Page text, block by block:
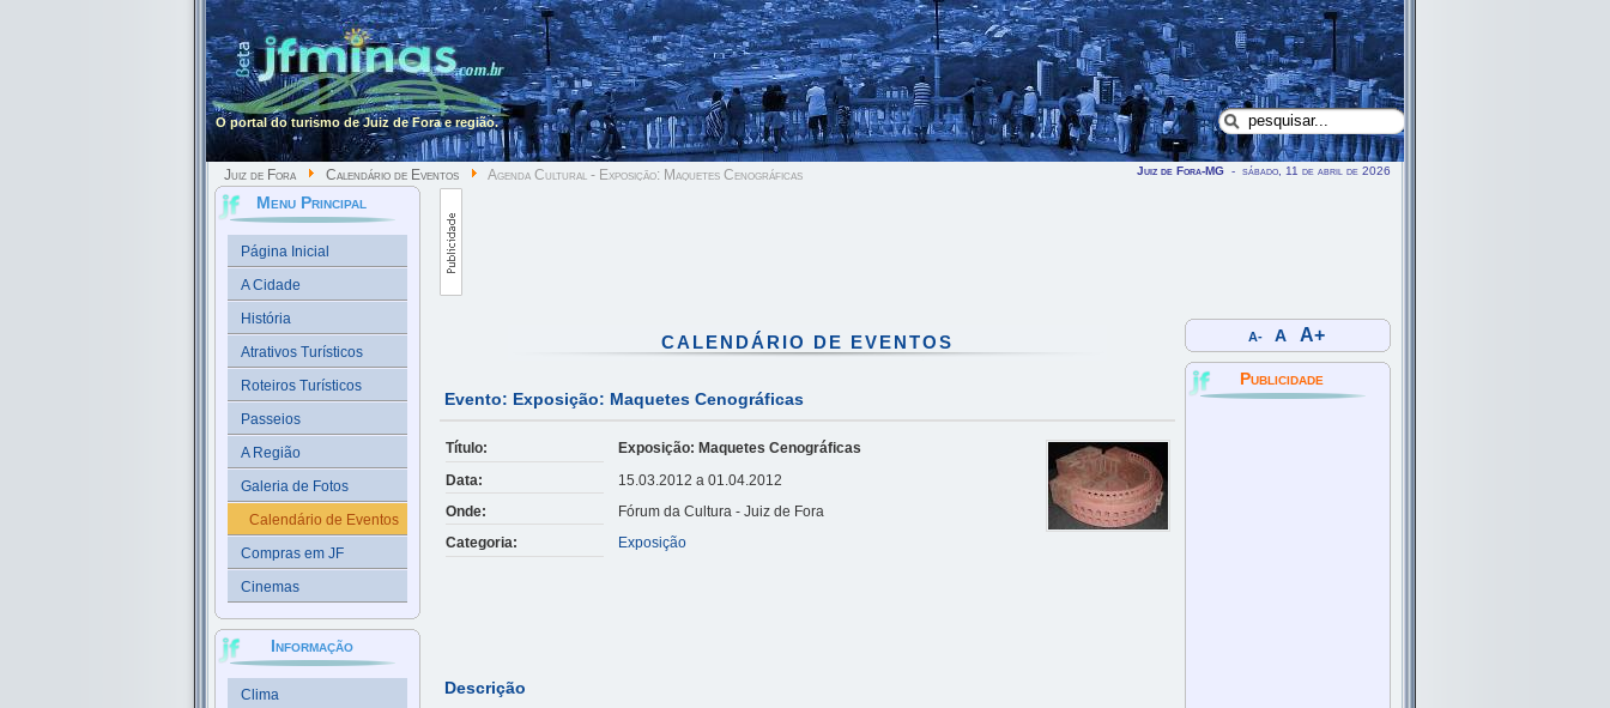
O portal do turismo de Juiz de Fora e região.
Juiz de Fora Calendário de Eventos Agenda Cultural - Exposição: Maquetes Cenográficas Juiz de Fora-MG - sábado, 11 de abril de 2026
Menu Principal
Página Inicial
A Cidade
História
Atrativos Turísticos
Roteiros Turísticos
Passeios
A Região
Galeria de Fotos
Calendário de Eventos
Compras em JF
Cinemas
Informação
Clima
CALENDÁRIO DE EVENTOS
Evento: Exposição: Maquetes Cenográficas
Título:
Exposição: Maquetes Cenográficas
Data:
15.03.2012 a 01.04.2012
Onde:
Fórum da Cultura - Juiz de Fora
Categoria:
Exposição
Descrição
A- A A+
Publicidade